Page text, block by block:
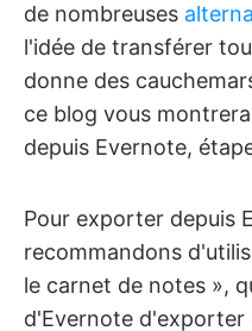
de nombreuses
l'idée de transférer
donne des
ce blog vous
depuis Evernote,
Pour exporter depuis
recommandons
le carnet de notes »,
d'Evernote d'exporter